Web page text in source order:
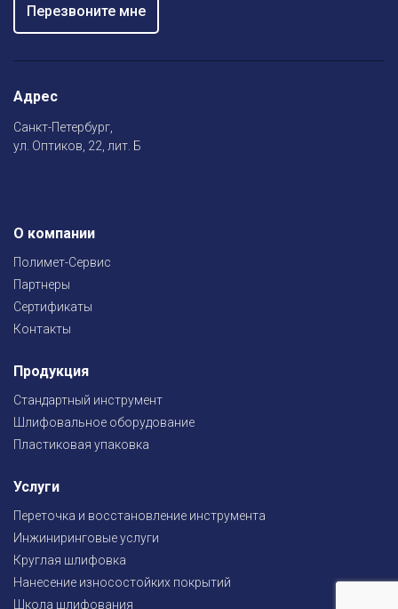
Адрес
Санкт-Петербург,
ул. Оптиков, 22, лит. Б
О компании
Полимет-Сервис
Партнеры
Сертификаты
Контакты
Продукция
Стандартный инструмент
Шлифовальное оборудование
Пластиковая упаковка
Услуги
Переточка и восстановление инструмента
Инжиниринговые услуги
Круглая шлифовка
Нанесение износостойких покрытий
Школа шлифования
Перезвоните мне